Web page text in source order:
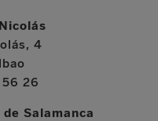
4
26
Salamanca